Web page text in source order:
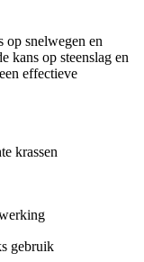
op snelwegen en
kans op steenslag en
effectieve
krassen
gebruik